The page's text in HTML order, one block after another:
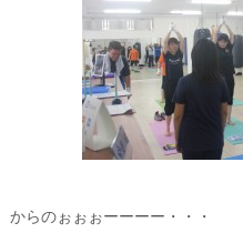
からのぉぉぉーーーー・・・